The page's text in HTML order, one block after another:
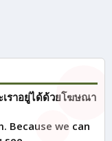
ราอยู่ได้ด้วยโฆษณา
Because we can